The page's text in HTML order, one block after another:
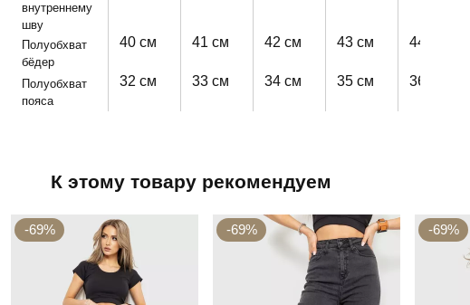
внутреннему
шву
Полуобхват
бёдер
40 см 41 см 42 см 43 см 44 см
Полуобхват
пояса
32 см 33 см 34 см 35 см 36 см
К этому товару рекомендуем
-69% -69% -69%